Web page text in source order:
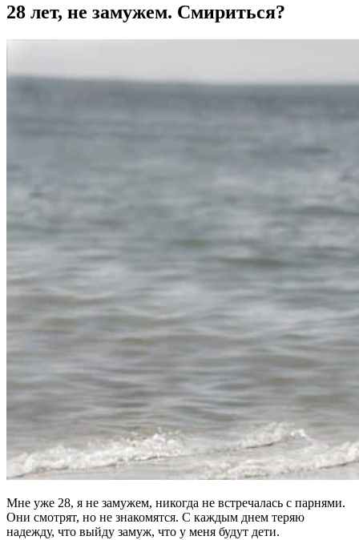
28 лет, не замужем. Смириться?
Мне уже 28, я не замужем, никогда не встречалась с парнями.
Они смотрят, но не знакомятся. С каждым днем теряю
надежду, что выйду замуж, что у меня будут дети.